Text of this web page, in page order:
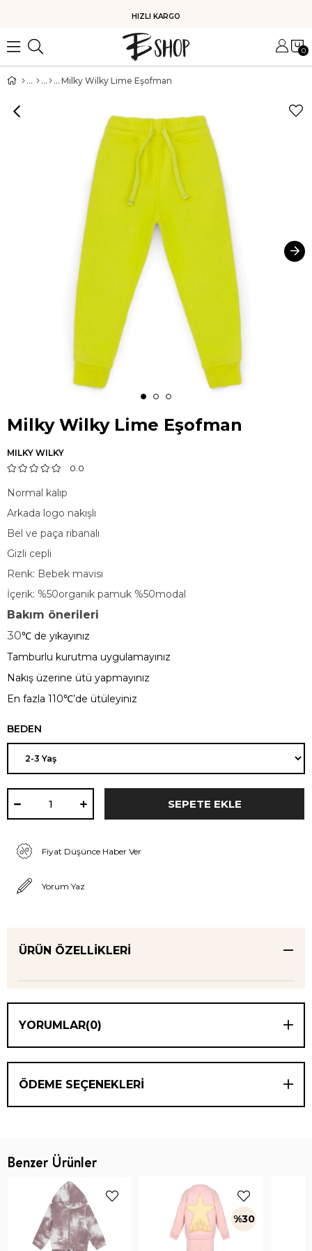
HIZLI KARGO
0
Milky Wilky Lime Eşofman
Milky Wilky Lime Eşofman
MILKY WILKY
0.0
Normal kalıp
Arkada logo nakışlı
Bel ve paça ribanalı
Gizli cepli
Renk: Bebek mavisi
İçerik: %50organik pamuk %50modal
Bakım önerileri
30℃ de yıkayınız
Tamburlu kurutma uygulamayınız
Nakış üzerine ütü yapmayınız
En fazla 110℃’de ütüleyiniz
BEDEN
Fiyat Düşünce Haber Ver
Yorum Yaz
ÜRÜN ÖZELLIKLERI
YORUMLAR(0)
ÖDEME SEÇENEKLERI
Benzer Ürünler
%30